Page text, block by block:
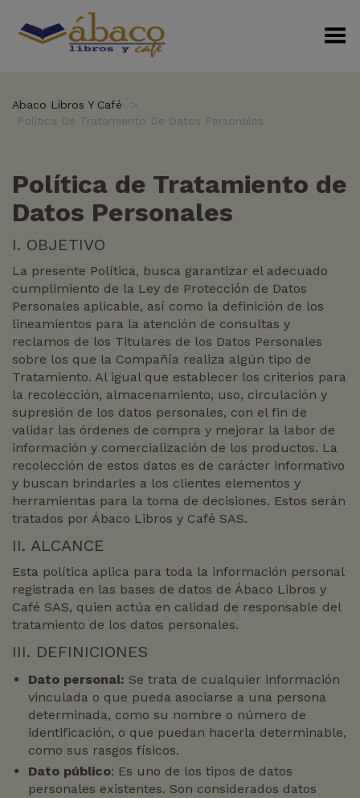
Menú Alterno
Abaco Libros Y Café
Política De Tratamiento De Datos Personales
Política de Tratamiento de
Datos Personales
I. OBJETIVO
La presente Política, busca garantizar el adecuado
cumplimiento de la Ley de Protección de Datos
Personales aplicable, así como la definición de los
lineamientos para la atención de consultas y
reclamos de los Titulares de los Datos Personales
sobre los que la Compañía realiza algún tipo de
Tratamiento. Al igual que establecer los criterios para
la recolección, almacenamiento, uso, circulación y
supresión de los datos personales, con el fin de
validar las órdenes de compra y mejorar la labor de
información y comercialización de los productos. La
recolección de estos datos es de carácter informativo
y buscan brindarles a los clientes elementos y
herramientas para la toma de decisiones. Estos serán
tratados por Ábaco Libros y Café SAS.
II. ALCANCE
Esta política aplica para toda la información personal
registrada en las bases de datos de Ábaco Libros y
Café SAS, quien actúa en calidad de responsable del
tratamiento de los datos personales.
III. DEFINICIONES
Dato personal: Se trata de cualquier información
vinculada o que pueda asociarse a una persona
determinada, como su nombre o número de
identificación, o que puedan hacerla determinable,
como sus rasgos físicos.
Dato público: Es uno de los tipos de datos
personales existentes. Son considerados datos